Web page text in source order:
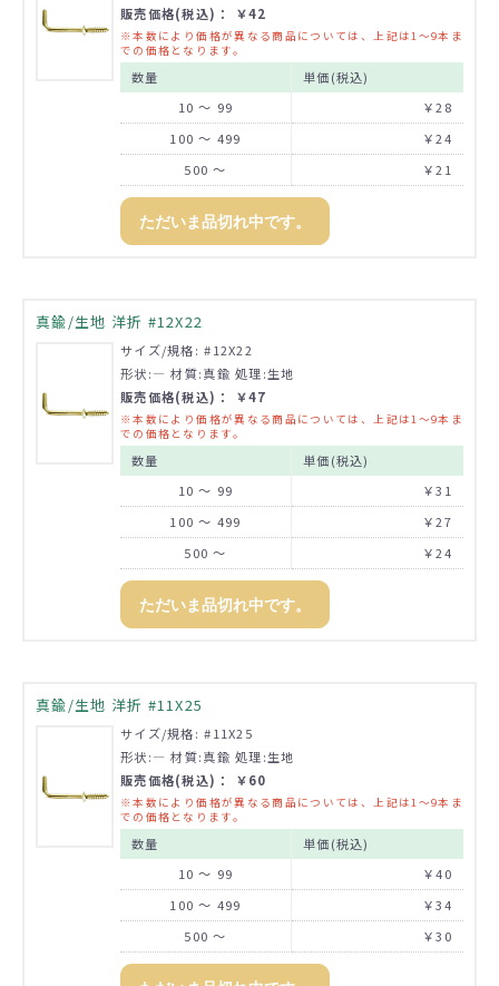
販売価格(税込)： ￥42
※本数により価格が異なる商品については、上記は1～9本ま
での価格となります。
数量
単価(税込)
10 ～ 99
￥28
100 ～ 499
￥24
500 ～
￥21
ただいま品切れ中です。
真鍮/生地 洋折 #12X22
サイズ/規格: #12X22
形状:― 材質:真鍮 処理:生地
販売価格(税込)： ￥47
※本数により価格が異なる商品については、上記は1～9本ま
での価格となります。
数量
単価(税込)
10 ～ 99
￥31
100 ～ 499
￥27
500 ～
￥24
ただいま品切れ中です。
真鍮/生地 洋折 #11X25
サイズ/規格: #11X25
形状:― 材質:真鍮 処理:生地
販売価格(税込)： ￥60
※本数により価格が異なる商品については、上記は1～9本ま
での価格となります。
数量
単価(税込)
10 ～ 99
￥40
100 ～ 499
￥34
500 ～
￥30